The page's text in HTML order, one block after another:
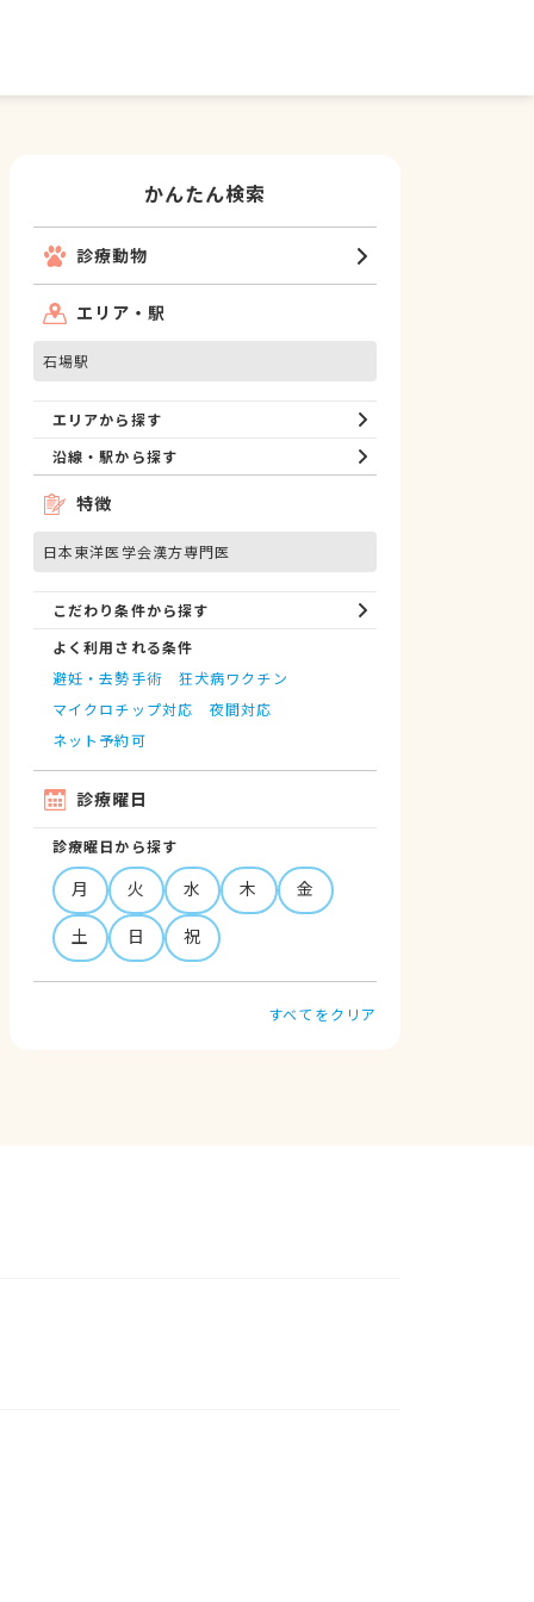
かんたん検索
診療動物
エリア・駅
石場駅
エリアから探す
沿線・駅から探す
特徴
日本東洋医学会漢方専門医
こだわり条件から探す
よく利用される条件
避妊・去勢手術
狂犬病ワクチン
マイクロチップ対応
夜間対応
ネット予約可
診療曜日
診療曜日から探す
月 火 水 木
金
土
日 祝
すべてをクリア